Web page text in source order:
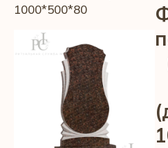
1000*500*80